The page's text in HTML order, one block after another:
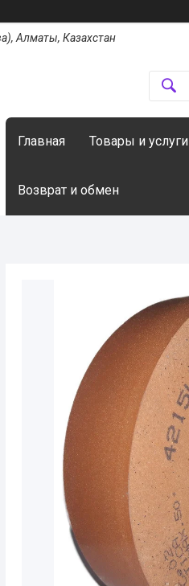
Алматы, Казахстан
Главная Товары и услуги
Возврат и обмен